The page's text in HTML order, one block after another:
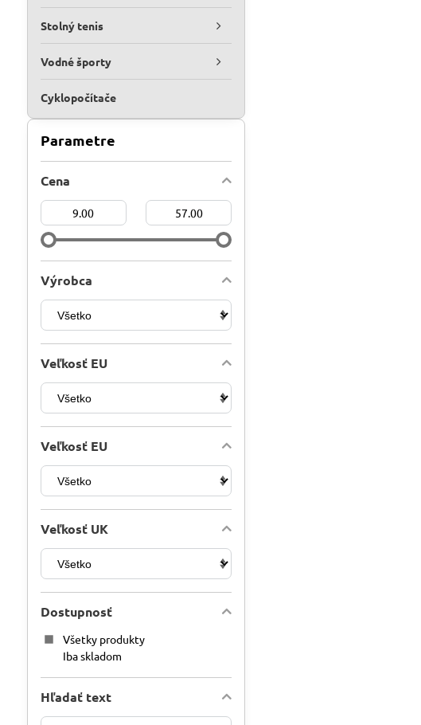
Parametre
Cena
Od: Do:
Výrobca
Veľkosť EU
Veľkosť EU
Veľkosť UK
Dostupnosť
Všetky produkty
Iba skladom
Hľadať text
Stolný tenis
Vodné športy
Cyklopočítače